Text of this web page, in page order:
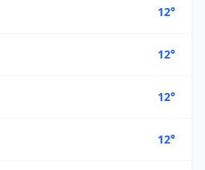
12°
12°
12°
12°